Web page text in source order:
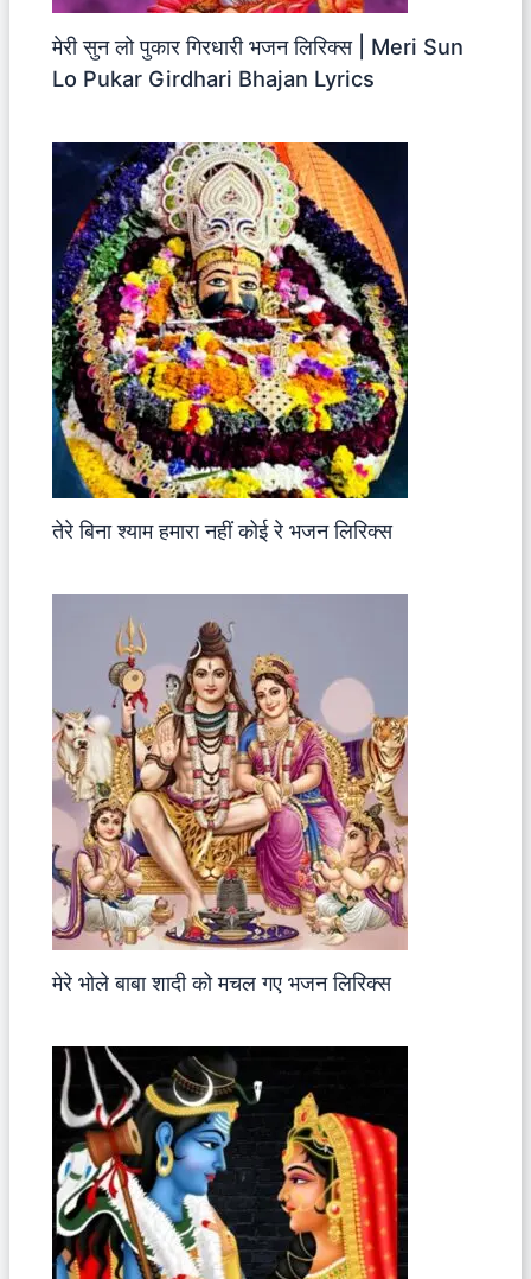
मेरी सुन लो पुकार गिरधारी भजन लिरिक्स | Meri Sun
Lo Pukar Girdhari Bhajan Lyrics
तेरे बिना श्याम हमारा नहीं कोई रे भजन लिरिक्स
मेरे भोले बाबा शादी को मचल गए भजन लिरिक्स